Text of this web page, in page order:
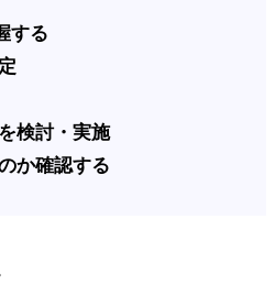
する
検討・実施
か確認する